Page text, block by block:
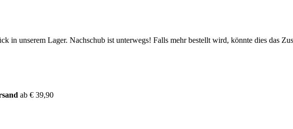
in unserem Lager. Nachschub ist unterwegs! Falls mehr bestellt wird, könnte dies das
ab € 39,90